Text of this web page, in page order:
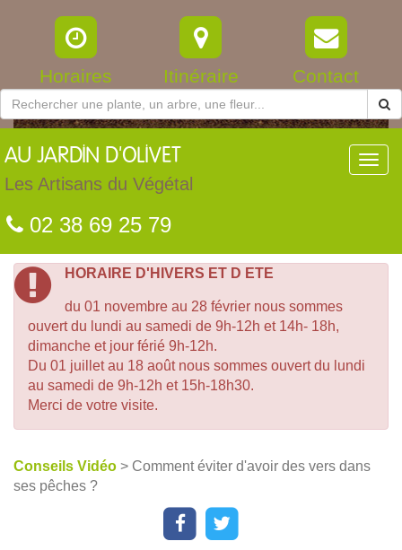
Horaires Itinéraire Contact
AU JARDIN D'OLIVET
Les Artisans du Végétal
02 38 69 25 79
HORAIRE D'HIVERS ET D ETE
du 01 novembre au 28 février nous sommes
ouvert du lundi au samedi de 9h-12h et 14h- 18h,
dimanche et jour férié 9h-12h.
Du 01 juillet au 18 août nous sommes ouvert du lundi
au samedi de 9h-12h et 15h-18h30.
Merci de votre visite.
Conseils Vidéo > Comment éviter d'avoir des vers dans
ses pêches ?